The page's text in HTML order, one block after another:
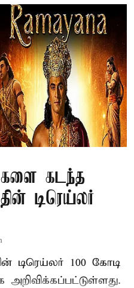
கடந்த
டிரெய்லர்
டிரெய்லர் 100 கோடி